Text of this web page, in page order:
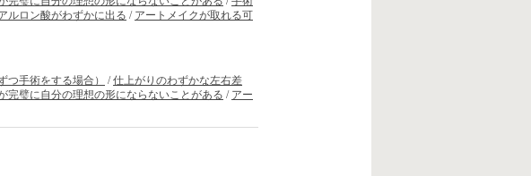
ルロン酸がわずかに出る / アートメイクが取れる可
つ手術をする場合） /仕上がりのわずかな左右差
完璧に自分の理想の形にならないことがある / アー